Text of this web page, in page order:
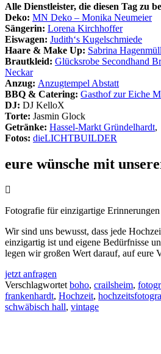
Alle Dienstleister, die diesen Tag zu
Deko: MN Deko – Monika Neumeier
Sängerin: Lorena Kirchhoffer
Eiswagen: Judith‘s Kugelschmiede
Haare & Make Up: Sabrina
Brautkleid: Glücksrobe Secondhand
Neckar
Anzug: Anzugtempel Abstatt
BBQ & Catering: Gasthof zur Eiche
DJ: DJ KelloX
Torte: Jasmin Glock
Getränke: Hassel-Markt Gründelhardt,
Fotos: dieLICHTBUILDER
eure wünsche mit
Fotografie für einzigartige Erinnerungen
Wir sind uns bewusst, dass jede
einzigartig ist und eigene Bedürfnisse
legen wir großen Wert darauf, auf eure
jetzt anfragen
Verschlagwortet boho, crailsheim,
frankenhardt, Hochzeit,
schwäbisch hall, vintage